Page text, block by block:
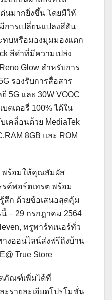
นมากยิ่งขึ้น โดยมีให้
การเปลี่ยนแปลงสีสัน
ทบหรือมองมุมมองแตก
สีดำที่มีความเปล่ง
Glow สำหรับการ
รองรับการสื่อสาร
5G และ 30W VOOC
ตเตอรี่ 100% ได้ใน
เคลื่อนด้วย MediaTek
8GB และ ROM
พร้อมให้คุณสัมผัส
ค์พอร์ตเทรต พร้อม
ก ด้วยข้อเสนอสุดคุ้ม
– 29 กรกฎาคม 2564
ทรูพาร์ทเนอร์ทั่ว
งออนไลน์ส่งฟรีถึงบ้าน
True Store
ภัณฑ์เพิ่มได้ที่
ะรายละเอียดโปรโมชั่น